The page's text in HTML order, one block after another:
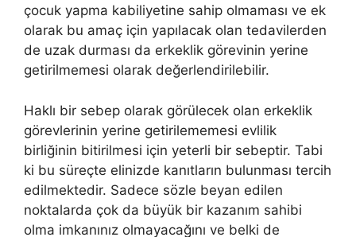
çocuk yapma kabiliyetine sahip olmaması ve ek
olarak bu amaç için yapılacak olan tedavilerden
de uzak durması da erkeklik görevinin yerine
getirilmemesi olarak değerlendirilebilir.
Haklı bir sebep olarak görülecek olan erkeklik
görevlerinin yerine getirilememesi evlilik
birliğinin bitirilmesi için yeterli bir sebeptir. Tabi
ki bu süreçte elinizde kanıtların bulunması tercih
edilmektedir. Sadece sözle beyan edilen
noktalarda çok da büyük bir kazanım sahibi
olma imkanınız olmayacağını ve belki de